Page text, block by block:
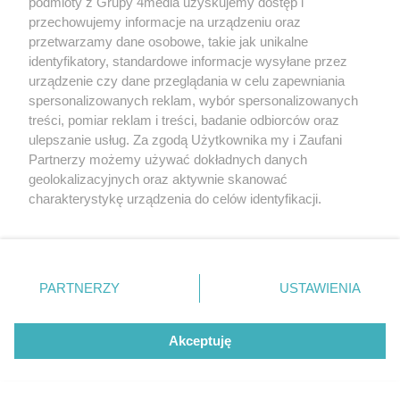
Data dodania galerii:
01.08.2026
REKLAMA
the:protocol
przechowujemy informacje na urządzeniu oraz
przetwarzamy dane osobowe, takie jak unikalne
identyfikatory, standardowe informacje wysyłane przez
urządzenie czy dane przeglądania w celu zapewniania
spersonalizowanych reklam, wybór spersonalizowanych
treści, pomiar reklam i treści, badanie odbiorców oraz
ulepszanie usług. Za zgodą Użytkownika my i Zaufani
Partnerzy możemy używać dokładnych danych
geolokalizacyjnych oraz aktywnie skanować
charakterystykę urządzenia do celów identyfikacji.
zmienić/wycofać klikając przycisk ustawień prywatności
znajdujący się w lewym dolnym rogu strony
. Niektóre
użytkownika, ale masz prawo sprzeciwić się takiemu
przetwarzaniu. Preferencje będą miały zastosowania tylko
PARTNERZY USTAWIENIA
Akceptuję